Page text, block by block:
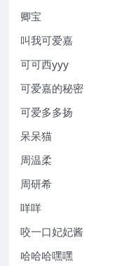
卿宝
叫我可爱嘉
可可西yyy
可爱嘉的秘密
可爱多多扬
呆呆猫
周温柔
周研希
咩咩
咬一口妃妃酱
哈哈哈嘿嘿